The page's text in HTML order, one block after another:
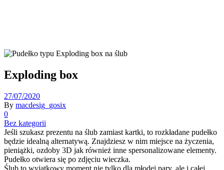
Exploding box
27/07/2020
By macdesig_gosix
0
Bez kategorii
Jeśli szukasz prezentu na ślub zamiast kartki, to rozkładane pudełko
będzie idealną alternatywą. Znajdziesz w nim miejsce na życzenia,
pieniążki, ozdoby 3D jak również inne spersonalizowane elementy.
Pudełko otwiera się po zdjęciu wieczka.
Ślub to wyjątkowy moment nie tylko dla młodej pary, ale i całej